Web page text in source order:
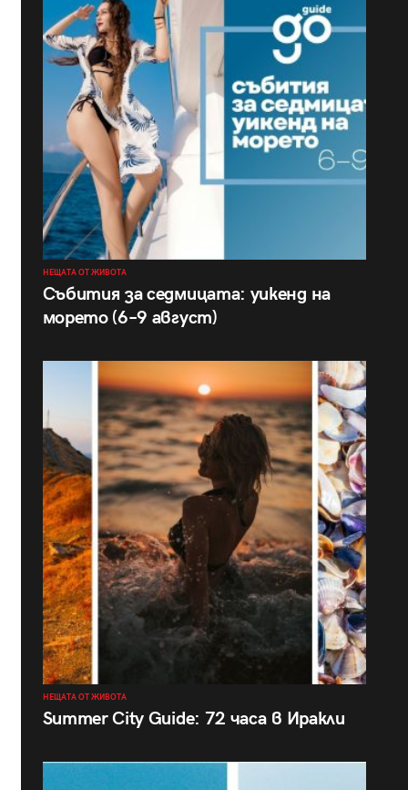
НЕЩАТА ОТ ЖИВОТА
Събития за седмицата: уикенд на
морето (6–9 август)
НЕЩАТА ОТ ЖИВОТА
Summer City Guide: 72 часа в Иракли